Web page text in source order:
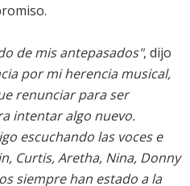
de mis antepasados", dijo
por mi herencia musical,
renunciar para ser
intentar algo nuevo.
escuchando las voces e
Curtis, Aretha, Nina, Donny
siempre han estado a la